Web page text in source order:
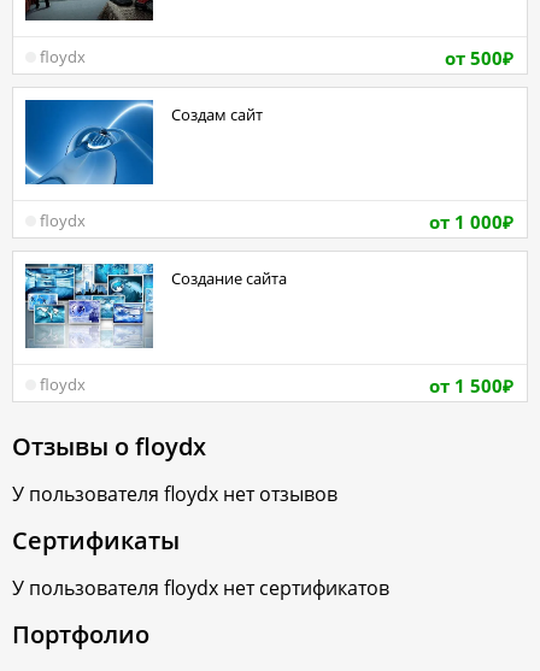
от 500₽
floydx
Создам сайт
от 1 000₽
floydx
Создание сайта
от 1 500₽
floydx
Отзывы оfloydx
У пользователя floydx нет отзывов
Сертификаты
У пользователя floydx нет сертификатов
Портфолио